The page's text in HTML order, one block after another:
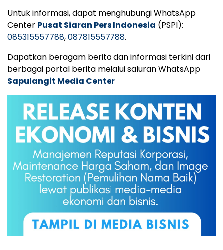
Untuk informasi, dapat menghubungi WhatsApp
Center Pusat Siaran Pers Indonesia (PSPI):
085315557788,087815557788.
Dapatkan beragam berita dan informasi terkini dari
berbagai portal berita melalui saluran WhatsApp
Sapulangit Media Center